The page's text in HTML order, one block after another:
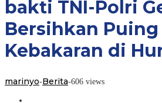
bakti TNI-Polri
Bersihkan Puing
Kebakaran di
marinyo-Berita-606 views